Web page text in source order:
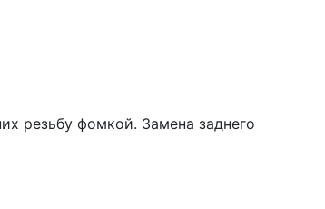
резьбу фомкой. Замена заднего